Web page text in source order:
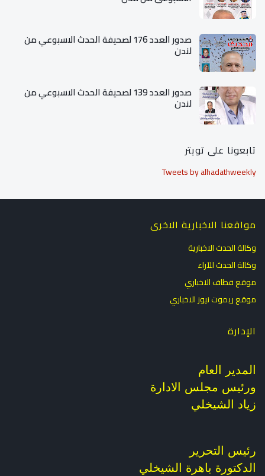
صدور العدد 176 لصحيفة الحدث الاسبوعي من
لندن
صدور العدد 139 لصحيفة الحدث الاسبوعي من
لندن
تابعونا على تويتر
Tweets by alhadathweekly
مواقعنا الاخبارية الاخرى
وكالة الحدث الاخبارية
وكالة الحدث للآراء
موقع قطاف الاخباري
موقع ريموت نيوز الاخباري
الإدارة
المدير العام
ورئيس مجلس الادارة
زياد الشيخلي
رئيس التحرير
الدكتورة باهرة الشيخلي